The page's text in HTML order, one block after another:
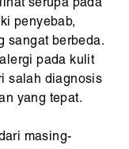
serupa pada
penyebab,
sangat berbeda.
pada kulit
salah diagnosis
yang tepat.
masing-